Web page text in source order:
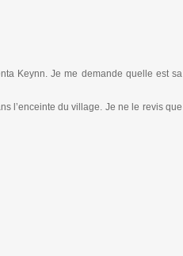
Keynn. Je me demande quelle est sa
l’enceinte du village. Je ne le revis que